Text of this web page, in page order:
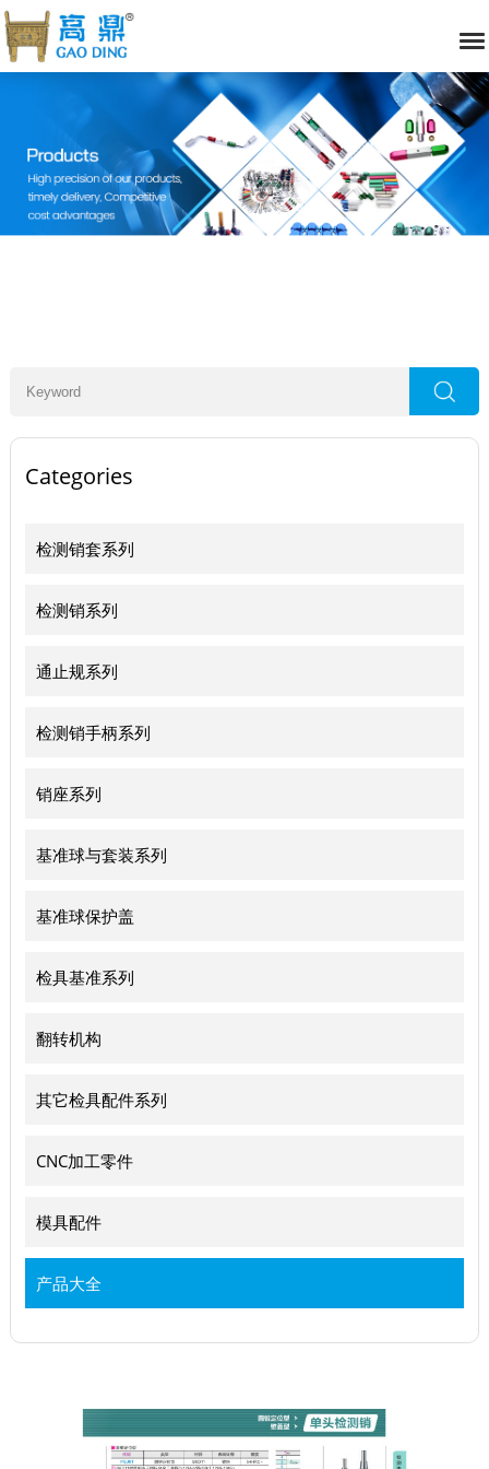
Categories
检测销套系列
检测销系列
通止规系列
检测销手柄系列
销座系列
基准球与套装系列
基准球保护盖
检具基准系列
翻转机构
其它检具配件系列
CNC加工零件
模具配件
产品大全